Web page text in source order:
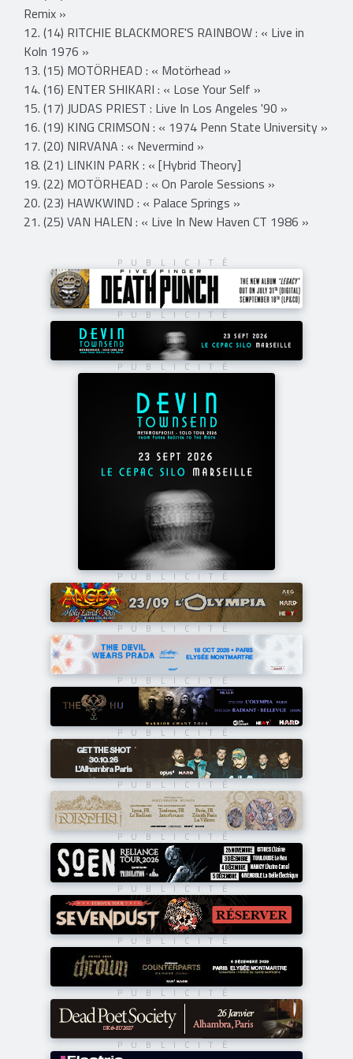
Remix »
12. (14) RITCHIE BLACKMORE'S RAINBOW : « Live in
Koln 1976 »
13. (15) MOTÖRHEAD : « Motörhead »
14. (16) ENTER SHIKARI : « Lose Your Self »
15. (17) JUDAS PRIEST : Live In Los Angeles '90 »
16. (19) KING CRIMSON : « 1974 Penn State University »
17. (20) NIRVANA : « Nevermind »
18. (21) LINKIN PARK : « [Hybrid Theory]
19. (22) MOTÖRHEAD : « On Parole Sessions »
20. (23) HAWKWIND : « Palace Springs »
21. (25) VAN HALEN : « Live In New Haven CT 1986 »